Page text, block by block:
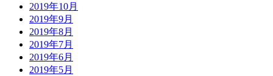
2019年10月
2019年9月
2019年8月
2019年7月
2019年6月
2019年5月